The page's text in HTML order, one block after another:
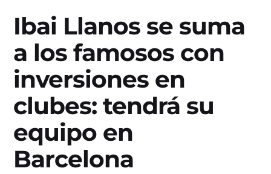
Ibai Llanos se suma
a los famosos con
inversiones en
clubes: tendrá su
equipo en
Barcelona